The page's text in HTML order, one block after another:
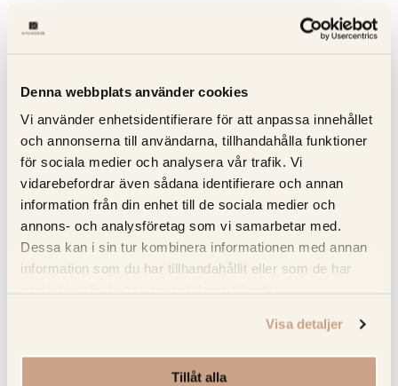
Denna webbplats använder cookies
Vi använder enhetsidentifierare för att anpassa innehållet
och annonserna till användarna, tillhandahålla funktioner
för sociala medier och analysera vår trafik. Vi
vidarebefordrar även sådana identifierare och annan
information från din enhet till de sociala medier och
annons- och analysföretag som vi samarbetar med.
Dessa kan i sin tur kombinera informationen med annan
information som du har tillhandahållit eller som de har
Visa detaljer
Tillåt alla